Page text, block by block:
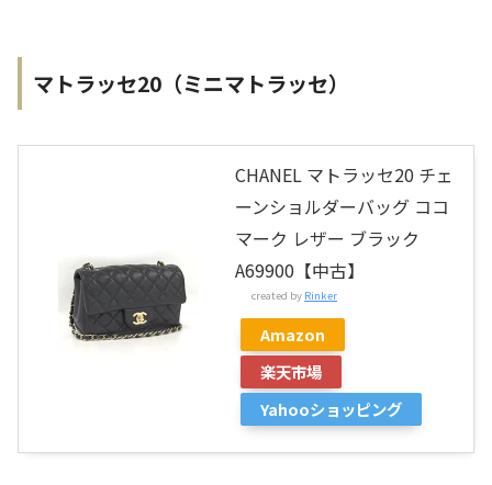
マトラッセ20（ミニマトラッセ）
CHANEL マトラッセ20 チェ
ーンショルダーバッグ ココ
マーク レザー ブラック
A69900【中古】
created by Rinker
Amazon
楽天市場
Yahooショッピング